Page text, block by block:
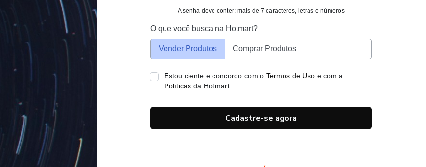
A senha deve conter: mais de 7 caracteres, letras e números
O que você busca na Hotmart?
Vender Produtos Comprar Produtos
Estou ciente e concordo com o Termos de Uso e com a
Políticas da Hotmart.
Cadastre-se agora